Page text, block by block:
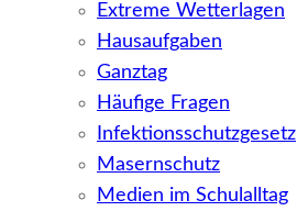
Extreme Wetterlagen
Hausaufgaben
Ganztag
Häufige Fragen
Infektionsschutzgesetz
Masernschutz
Medien im Schulalltag